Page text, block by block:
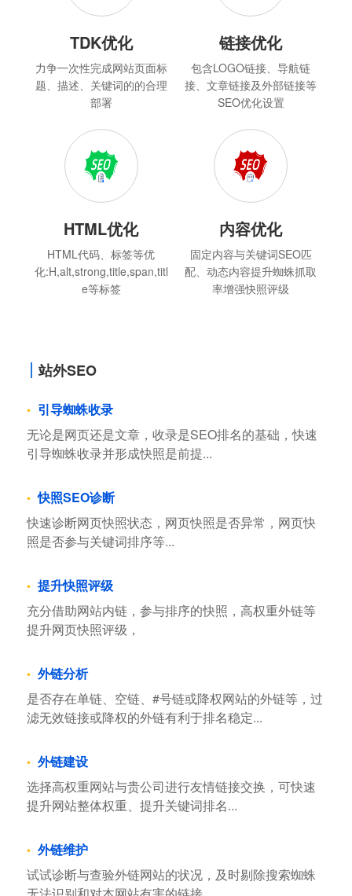
TDK优化
力争一次性完成网站页面标
题、描述、关键词的的合理
部署
链接优化
包含LOGO链接、导航链
接、文章链接及外部链接等
SEO优化设置
HTML优化
HTML代码、标签等优
化:H,alt,strong,title,span,titl
e等标签
内容优化
固定内容与关键词SEO匹
配、动态内容提升蜘蛛抓取
率增强快照评级
站外SEO
引导蜘蛛收录
无论是网页还是文章，收录是SEO排名的基础，快速
引导蜘蛛收录并形成快照是前提...
快照SEO诊断
快速诊断网页快照状态，网页快照是否异常，网页快
照是否参与关键词排序等...
提升快照评级
充分借助网站内链，参与排序的快照，高权重外链等
提升网页快照评级，
外链分析
是否存在单链、空链、#号链或降权网站的外链等，过
滤无效链接或降权的外链有利于排名稳定...
外链建设
选择高权重网站与贵公司进行友情链接交换，可快速
提升网站整体权重、提升关键词排名...
外链维护
试试诊断与查验外链网站的状况，及时剔除搜索蜘蛛